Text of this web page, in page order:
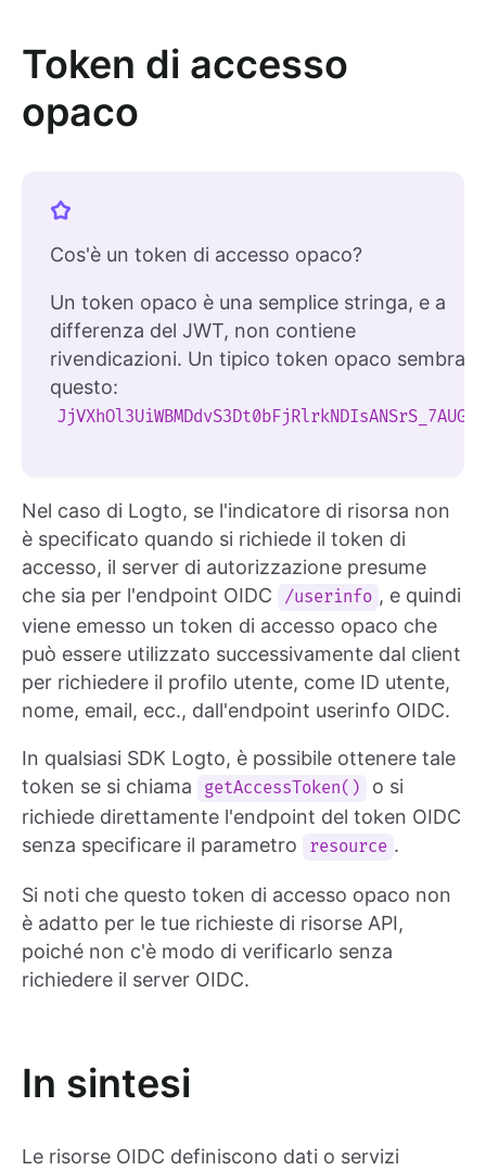
Token di accesso
opaco
Cos'è un token di accesso opaco?
Un token opaco è una semplice stringa, e a
differenza del JWT, non contiene
rivendicazioni. Un tipico token opaco sembra
questo:
JjVXhOl3UiWBMDdvS3Dt0bFjRlrkNDIsANSrS_7AUGg
Nel caso di Logto, se l'indicatore di risorsa non
è specificato quando si richiede il token di
accesso, il server di autorizzazione presume
che sia per l'endpoint OIDC
/userinfo , e quindi
viene emesso un token di accesso opaco che
può essere utilizzato successivamente dal client
per richiedere il profilo utente, come ID utente,
nome, email, ecc., dall'endpoint userinfo OIDC.
In qualsiasi SDK Logto, è possibile ottenere tale
token se si chiama
getAccessToken()
o si
richiede direttamente l'endpoint del token OIDC
senza specificare il parametro
resource .
Si noti che questo token di accesso opaco non
è adatto per le tue richieste di risorse API,
poiché non c'è modo di verificarlo senza
richiedere il server OIDC.
In sintesi
Le risorse OIDC definiscono dati o servizi